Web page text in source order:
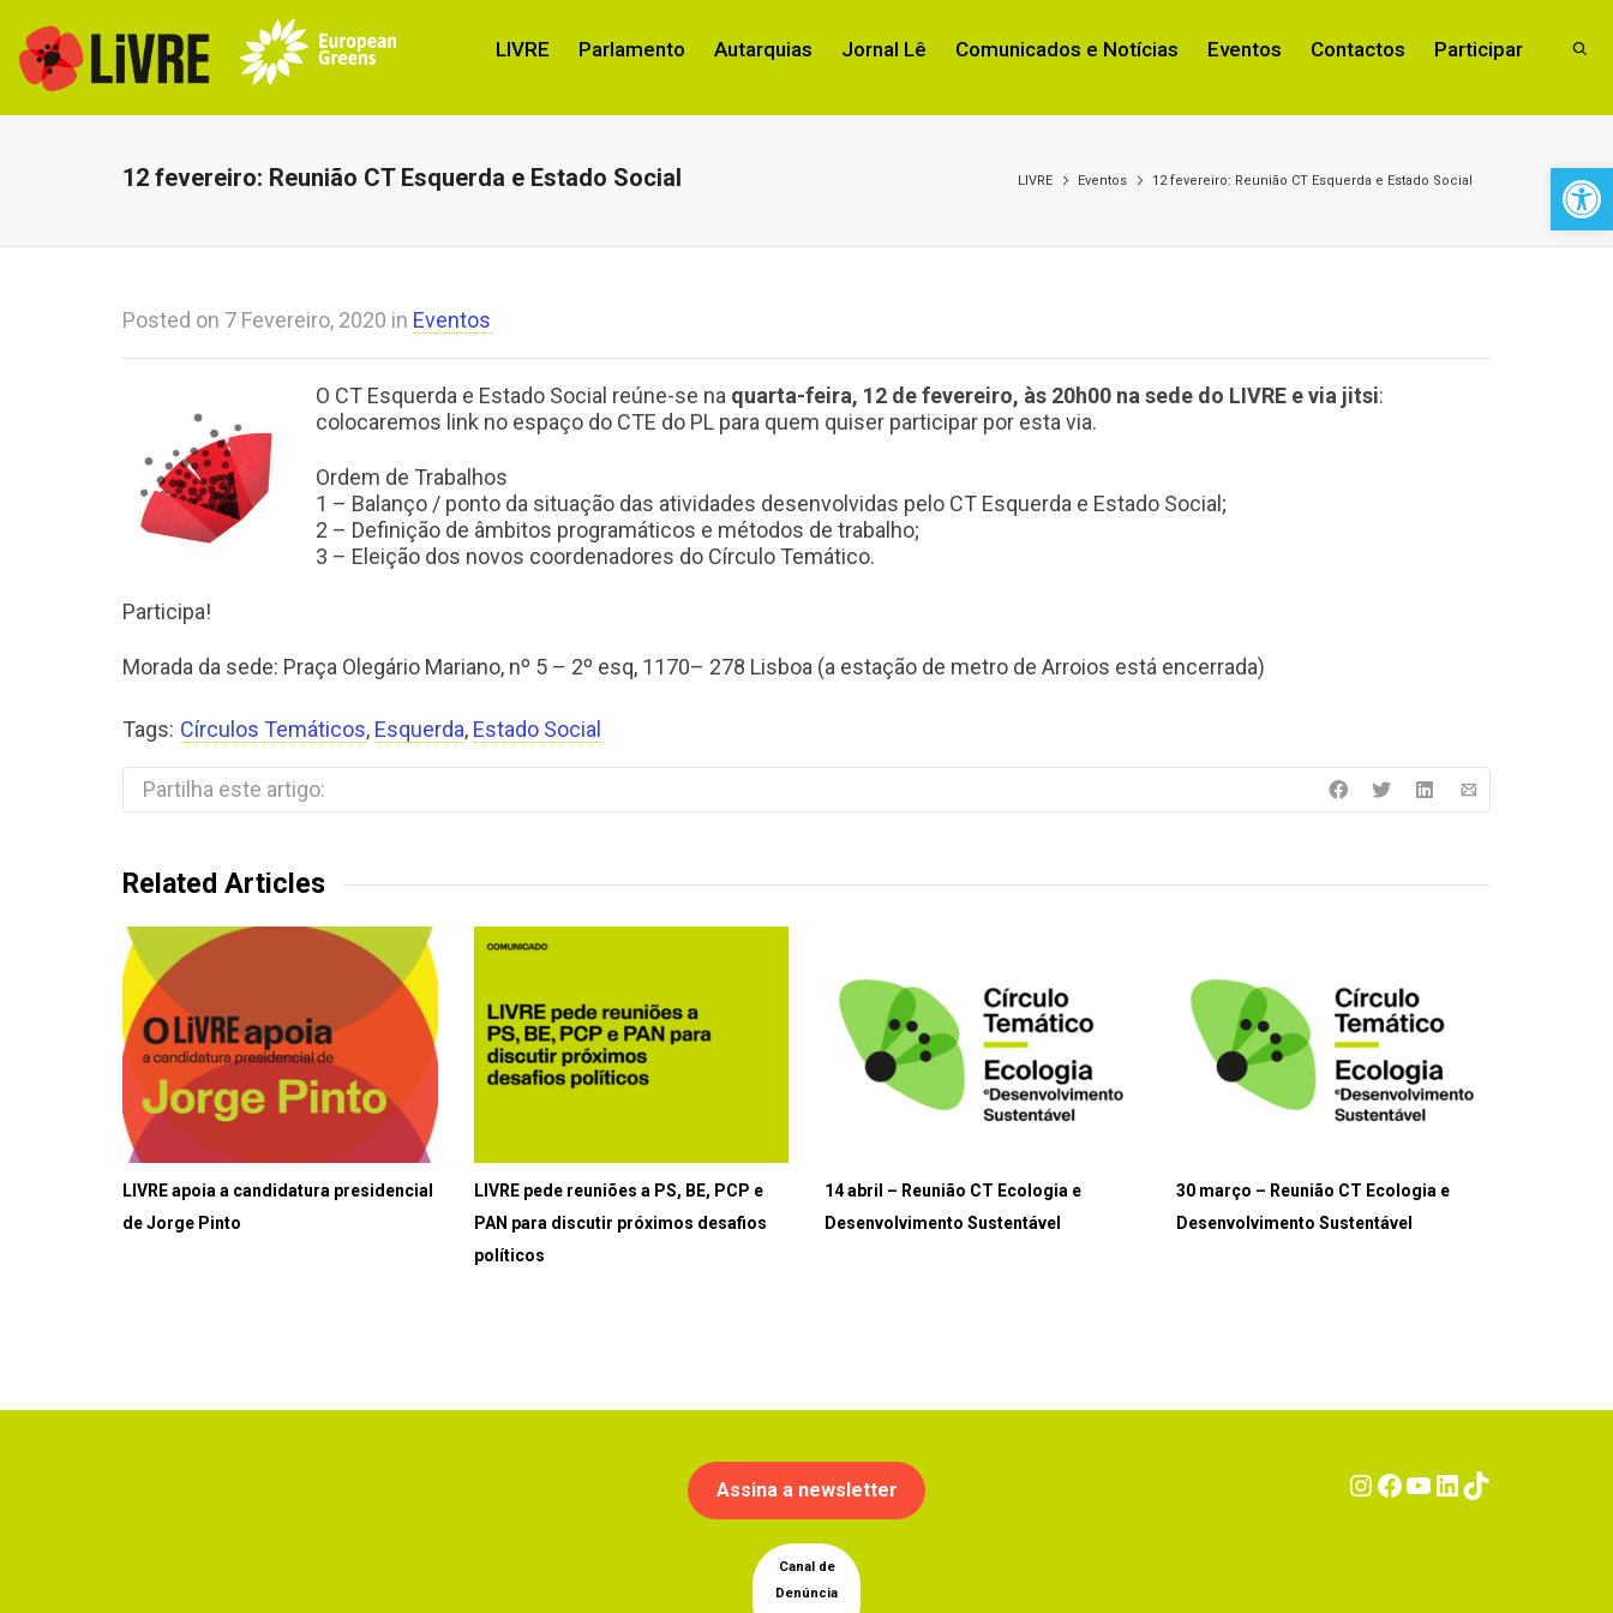
LIVRE Parlamento Autarquias Jornal Lê Comunicados e Notícias Eventos Contactos Participar
12 fevereiro: Reunião CT Esquerda e Estado Social LIVRE Eventos 12 fevereiro: Reunião CT Esquerda e Estado Social
Posted on 7 Fevereiro, 2020 in Eventos
O CT Esquerda e Estado Social reúne-se na quarta-feira, 12 de fevereiro, às 20h00 na sede do LIVRE e via jitsi:
colocaremos link no espaço do CTE do PL para quem quiser participar por esta via.
Ordem de Trabalhos
1 – Balanço / ponto da situação das atividades desenvolvidas pelo CT Esquerda e Estado Social;
2 – Definição de âmbitos programáticos e métodos de trabalho;
3 – Eleição dos novos coordenadores do Círculo Temático.
Participa!
Morada da sede: Praça Olegário Mariano, nº 5 – 2º esq, 1170– 278 Lisboa (a estação de metro de Arroios está encerrada)
Tags: Círculos Temáticos, Esquerda, Estado Social
Partilha este artigo:
Related Articles
LIVRE apoia a candidatura presidencial
de Jorge Pinto
LIVRE pede reuniões a PS, BE, PCP e
PAN para discutir próximos desafios
políticos
14 abril – Reunião CT Ecologia e
Desenvolvimento Sustentável
30 março – Reunião CT Ecologia e
Desenvolvimento Sustentável
Assina a newsletter
Canal de
Denúncia
Instagram
Facebook
YouTube
LinkedIn